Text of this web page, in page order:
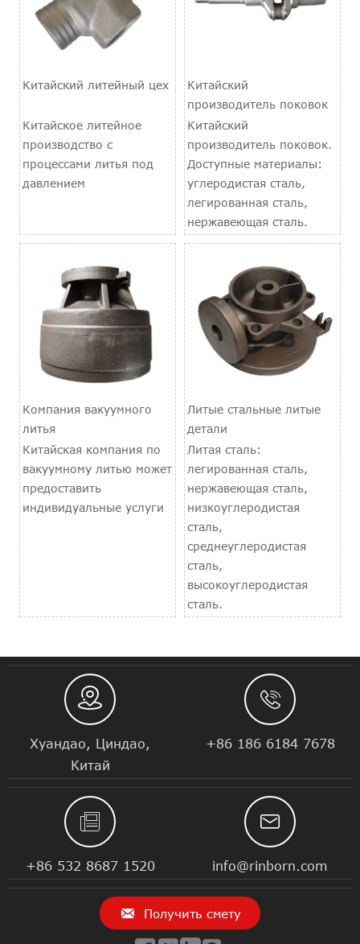
Китайский литейный цех
Китайское литейное
производство с
процессами литья под
давлением
Китайский
производитель поковок
Китайский
производитель поковок.
Доступные материалы:
углеродистая сталь,
легированная сталь,
нержавеющая сталь.
Компания вакуумного
литья
Китайская компания по
вакуумному литью может
предоставить
индивидуальные услуги
Литые стальные литые
детали
Литая сталь:
легированная сталь,
нержавеющая сталь,
низкоуглеродистая
сталь,
среднеуглеродистая
сталь,
высокоуглеродистая
сталь.

Хуандао, Циндао,
Китай

+86 186 6184 7678

+86 532 8687 1520

info@rinborn.com
 Получить смету